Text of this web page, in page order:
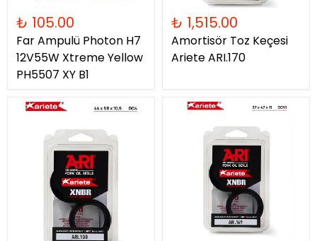
₺ 105.00
Far Ampulü Photon H7
12V55W Xtreme Yellow
PH5507 XY B1
₺ 1,515.00
Amortisör Toz Keçesi
Ariete ARI.170